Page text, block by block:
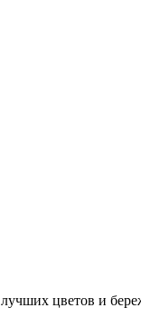
цветов и